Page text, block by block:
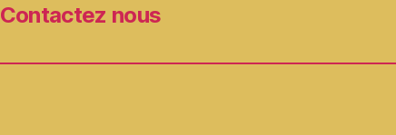
Contactez nous